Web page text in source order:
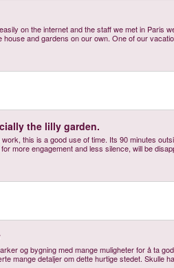
on the internet and the staff we met in Paris
house and gardens on our own. One of our
the lilly garden.
this is a good use of time. Its 90 minutes
more engagement and less silence, will be
og bygning med mange muligheter for å ta
mange detaljer om dette hurtige stedet. Skulle